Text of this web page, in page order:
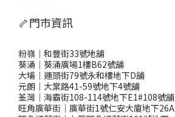
🦴門市資訊
粉嶺｜和豐街33號地舖
葵涌｜葵涌廣場1樓B62號舖
大埔｜運頭街79號永和樓地下D舖
元朗｜大棠路41-59號地下4號舖
荃灣｜海霸街108-114號地下E1#108號舖
旺角廣華街｜廣華街1號仁安大廈地下26A